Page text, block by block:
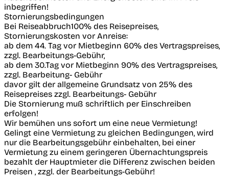
inbegriffen!
Stornierungsbedingungen
Bei Reiseabbruch100% des Reisepreises,
Stornierungskosten vor Anreise:
ab dem 44. Tag vor Mietbeginn 60% des Vertragspreises,
zzgl. Bearbeitungs-Gebühr,
ab dem 30.Tag vor Mietbeginn 90% des Vertragspreises,
zzgl. Bearbeitung- Gebühr
davor gilt der allgemeine Grundsatz von 25% des
Reisepreises zzgl. Bearbeitungs- Gebühr
Die Stornierung muß schriftlich per Einschreiben
erfolgen!
Wir bemühen uns sofort um eine neue Vermietung!
Gelingt eine Vermietung zu gleichen Bedingungen, wird
nur die Bearbeitungsgebühr einbehalten, bei einer
Vermietung zu einem geringeren Übernachtungspreis
bezahlt der Hauptmieter die Differenz zwischen beiden
Preisen , zzgl. der Bearbeitungs-Gebühr!